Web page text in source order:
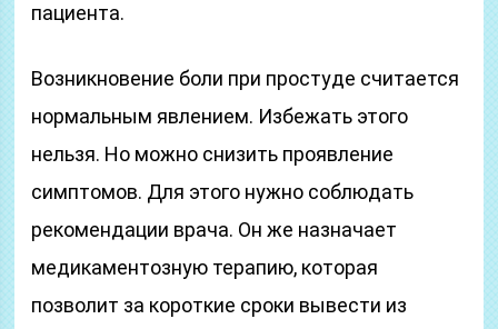
пациента.
Возникновение боли при простуде считается
нормальным явлением. Избежать этого
нельзя. Но можно снизить проявление
симптомов. Для этого нужно соблюдать
рекомендации врача. Он же назначает
медикаментозную терапию, которая
позволит за короткие сроки вывести из